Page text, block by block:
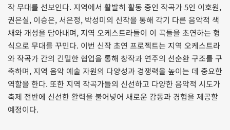
작 무대를 선보인다. 지역에서 활발히 활동 중인 작곡가 5인 이호원,
권은실, 이승은, 서은정, 박성미의 신작을 통해 각기 다른 음악적 색
채와 개성을 담아내며, 지역 오케스트라들이 이 곡들을 초연하는 형
식으로 무대를 꾸민다. 이번 신작 초연 프로젝트는 지역 오케스트라
와 작곡가 간의 긴밀한 협업을 통해 창작과 연주의 선순환 구조를 구
축하며, 지역 음악 예술 자원의 다양성과 경쟁력을 높이는 데 중요한
역할을 한다. 또한 지역 작곡가들의 신선하고 다양한 음악적 시도가
축제 전반에 신선한 활력을 불어넣어 새로운 감동과 경험을 제공할
예정이다.